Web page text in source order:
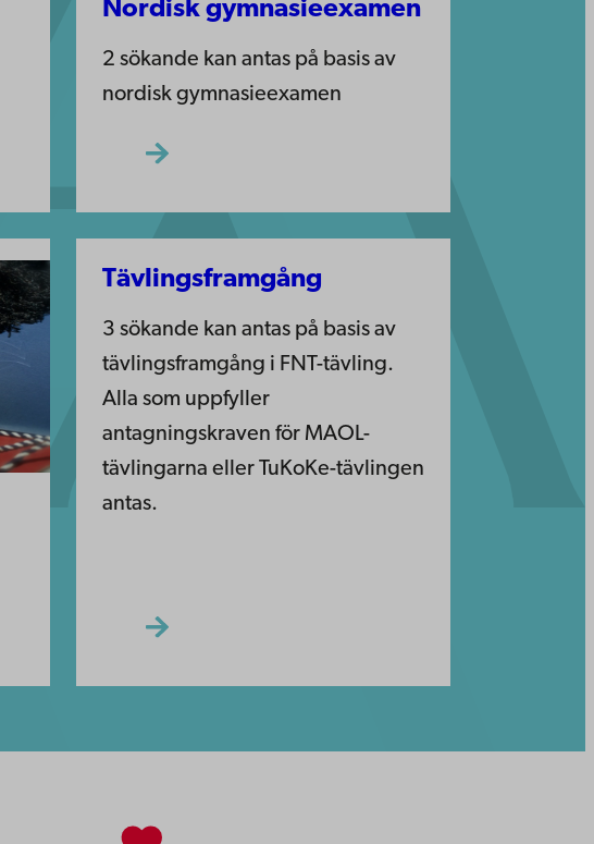
Nordisk gymnasieexamen
2 sökande kan antas på basis av
nordisk gymnasieexamen
Tävlingsframgång
3 sökande kan antas på basis av
tävlingsframgång i FNT-tävling.
Alla som uppfyller
antagningskraven för MAOL-
tävlingarna eller TuKoKe-tävlingen
antas.